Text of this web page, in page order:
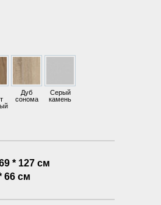
Дуб
сонома
Серый
камень
* 127 см
66 см